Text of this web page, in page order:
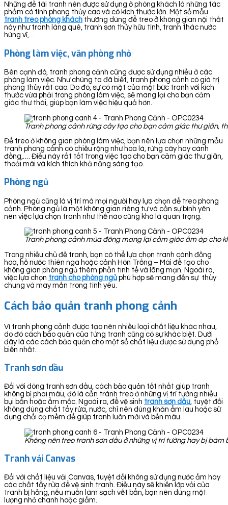
Những đề tài tranh nên được sử dụng ở phòng khách là những tác
phẩm có tính phong thủy cao và có kích thước lớn. Một số mẫu
tranh treo phòng khách thường dùng để treo ở không gian nội thất
này như tranh làng quê, tranh sơn thủy hữu tình, tranh thác nước
hùng vĩ,…
Phòng làm việc, văn phòng nhỏ
Bên cạnh đó, tranh phong cảnh cũng được sử dụng nhiều ở các
phòng làm việc. Như chúng ta đã biết, tranh phong cảnh có giá trị
phong thủy rất cao. Do đó, sự có mặt của một bức tranh với kích
thước vừa phải trong phòng làm việc, sẽ mang lại cho bạn cảm
giác thư thái, giúp bạn làm việc hiệu quả hơn.
Tranh phong cảnh rừng cây tạo cho bạn cảm giác thư giãn,
Để treo ở không gian phòng làm việc, bạn nên lựa chọn những mẫu
tranh phong cảnh có chiều rộng như hoa lá, rừng cây hay cánh
đồng,…. Điều này rất tốt trong việc tạo cho bạn cảm giác thư giãn,
thoải mái và kích thích khả năng sáng tạo.
Phòng ngủ
Phòng ngủ cũng là vị trí mà mọi người hay lựa chọn để treo phong
cảnh. Phòng ngủ là một không gian riêng tư và cần sự bình yên
nên việc lựa chọn tranh như thế nào cũng khá là quan trọng.
Tranh phong cảnh mùa đông mang lại cảm giác ấm áp cho
Trong nhiều chủ đề tranh, bạn có thể lựa chọn tranh cánh đồng
hoa, hồ nước thiên nga hoặc cảnh Hòn Trống – Mái để tạo cho
không gian phòng ngủ thêm phần tinh tế và lãng mạn. Ngoài ra,
việc lựa chọn tranh cho phòng ngủ phù hợp sẽ mang đến sự thủy
chung và may mắn trong tình yêu.
Cách bảo quản tranh phong cảnh
Vì tranh phong cảnh được tạo nên nhiều loại chất liệu khác nhau,
do đó cách bảo quản của từng tranh cũng có sự khác biệt. Dưới
đây là các cách bảo quản cho một số chất liệu được sử dụng phổ
biến nhất.
Tranh sơn dầu
Đối với dòng tranh sơn dầu, cách bảo quản tốt nhất giúp tranh
không bị phai màu, đó là cần tránh treo ở những vị trí tường nhiều
bụi bẩn hoặc ẩm mốc. Ngoài ra, để vệ sinh tranh sơn dầu, tuyệt đối
không dùng chất tẩy rửa, nước, chỉ nên dùng khăn ẩm lau hoặc sử
dụng chổi cọ mềm để giúp tranh luôn mới và bền màu.
Không nên treo tranh sơn dầu ở những vị trí tường hay bị bám
Tranh vải Canvas
Đối với chất liệu vải Canvas, tuyệt đối không sử dụng nước ấm hay
các chất tẩy rửa để vệ sinh tranh. Điều này sẽ khiến lớp vải của
tranh bị hỏng, nếu muốn làm sạch vết bẩn, bạn nên dùng một
lượng nhỏ chanh hoặc giấm.